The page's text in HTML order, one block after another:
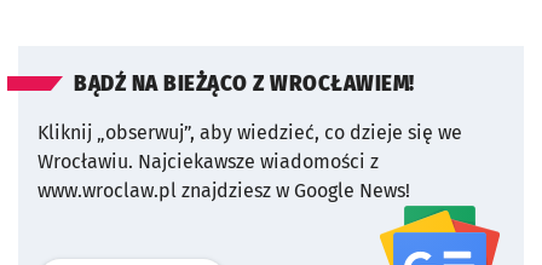
BĄDŹ NA BIEŻĄCO Z WROCŁAWIEM!
Kliknij „obserwuj”, aby wiedzieć, co dzieje się we
Wrocławiu. Najciekawsze wiadomości z
www.wroclaw.pl znajdziesz w Google News!